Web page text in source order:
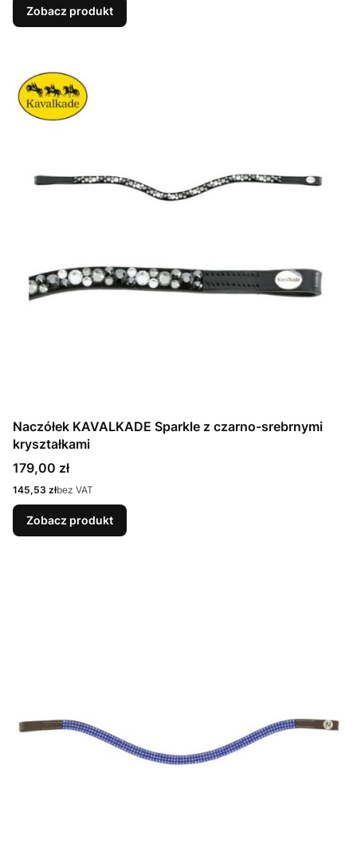
Zobacz produkt
Naczółek KAVALKADE Sparkle z czarno-srebrnymi
kryształkami
Cena
179,00 zł
Cena
145,53 złbez VAT
Zobacz produkt